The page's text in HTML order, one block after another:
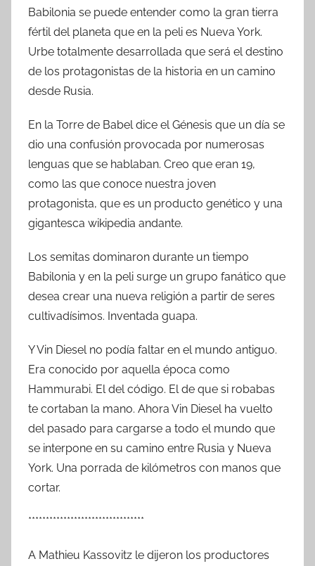
Babilonia se puede entender como la gran tierra
fértil del planeta que en la peli es Nueva York.
Urbe totalmente desarrollada que será el destino
de los protagonistas de la historia en un camino
desde Rusia.
En la Torre de Babel dice el Génesis que un día se
dio una confusión provocada por numerosas
lenguas que se hablaban. Creo que eran 19,
como las que conoce nuestra joven
protagonista, que es un producto genético y una
gigantesca wikipedia andante.
Los semitas dominaron durante un tiempo
Babilonia y en la peli surge un grupo fanático que
desea crear una nueva religión a partir de seres
cultivadísimos. Inventada guapa.
Y Vin Diesel no podía faltar en el mundo antiguo.
Era conocido por aquella época como
Hammurabi. El del código. El de que si robabas
te cortaban la mano. Ahora Vin Diesel ha vuelto
del pasado para cargarse a todo el mundo que
se interpone en su camino entre Rusia y Nueva
York. Una porrada de kilómetros con manos que
cortar.
*********************************
A Mathieu Kassovitz le dijeron los productores